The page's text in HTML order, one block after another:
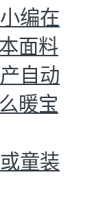
编在
面料
自动
暖宝
童装